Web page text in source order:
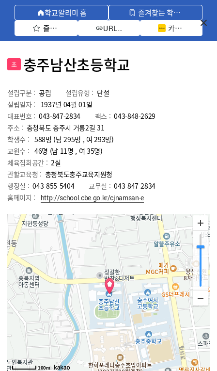
학교알리미 홈
즐겨찾는 학교 모아보기
즐겨찾기 선택
URL 복사 카카오톡 공유
초 충주남산초등학교
설립구분 : 공립 설립유형 : 단설
설립일자 :
1937년 04월 01일
대표번호 : 043-847-2834 팩스 : 043-848-2629
주소 : 충청북도 충주시 거룡2길 31
학생수 : 588명 (남 295명 , 여 293명)
교원수 : 46명 (남 11명 , 여 35명)
체육집회공간 : 2실
관할교육청 : 충청북도충주교육지원청
행정실 : 043-855-5404 교무실 : 043-847-2834
홈페이지 :
http://school.cbe.go.kr/cjnamsan-e
100m